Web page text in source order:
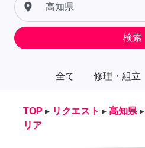
全て 修理・組立
place
検索
TOP ▸ リクエスト ▸ 高知県 ▸
リア